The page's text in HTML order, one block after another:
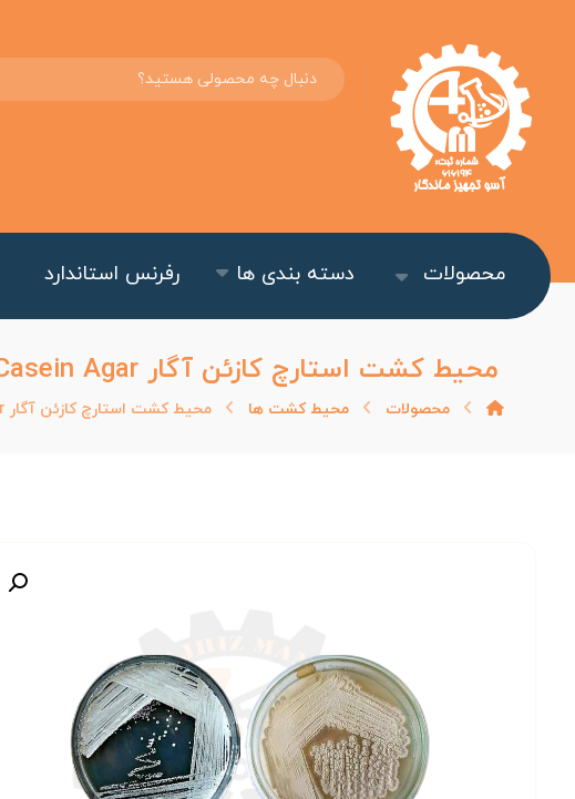
محصولات دسته بندی ها رفرنس استاندارد
محیط کشت استارچ کازئن آگار Starch Casein Agar یا SCA
محصولات محیط کشت ها محیط کشت استارچ کازئن آگار Starch Casein Agar یا SCA